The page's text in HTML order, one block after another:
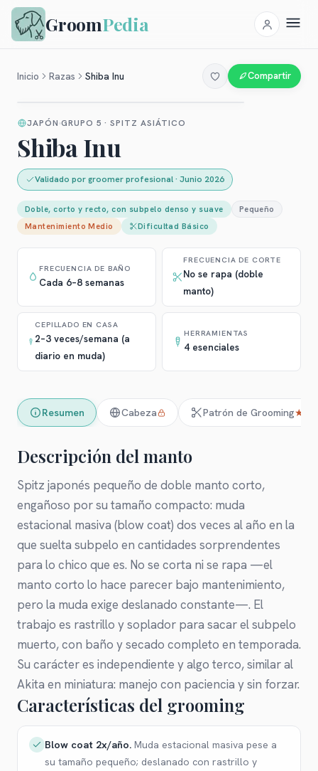
GroomPedia
Inicio Razas Shiba Inu Compartir
JAPÓN GRUPO 5 · SPITZ ASIÁTICO
Shiba Inu
Validado por groomer profesional· Junio 2026
Doble, corto y recto, con subpelo denso y suave
Pequeño
MantenimientoMedio Dificultad Básico
FRECUENCIA DE BAÑO
Cada 6–8 semanas
FRECUENCIA DE CORTE
No se rapa (doble
manto)
CEPILLADO EN CASA
2–3 veces/semana (a
diario en muda)
HERRAMIENTAS
4 esenciales
Resumen Cabeza Patrón de Grooming★
Descripción del manto
Spitz japonés pequeño de doble manto corto,
engañoso por su tamaño compacto: muda
estacional masiva (blow coat) dos veces al año en la
que suelta subpelo en cantidades sorprendentes
para lo chico que es. No se corta ni se rapa —el
manto corto lo hace parecer bajo mantenimiento,
pero la muda exige deslanado constante—. El
trabajo es rastrillo y soplador para sacar el subpelo
muerto, con baño y secado completo en temporada.
Su carácter es independiente y algo terco, similar al
Akita en miniatura: manejo con paciencia y sin forzar.
Características del grooming
Blow coat 2x/año. Muda estacional masiva pese a
su tamaño pequeño; deslanado con rastrillo y